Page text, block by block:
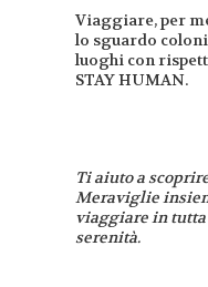
Viaggiare, per
lo sguardo
luoghi con
STAY HUMAN.
Ti aiuto a
Meraviglie
viaggiare in tutta
serenità.